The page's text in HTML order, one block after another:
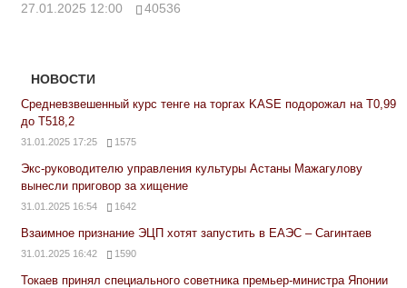
27.01.2025 12:00 40536
НОВОСТИ
Средневзвешенный курс тенге на торгах KASE подорожал на Т0,99
до Т518,2
31.01.2025 17:25 1575
Экс-руководителю управления культуры Астаны Мажагулову
вынесли приговор за хищение
31.01.2025 16:54 1642
Взаимное признание ЭЦП хотят запустить в ЕАЭС – Сагинтаев
31.01.2025 16:42 1590
Токаев принял специального советника премьер-министра Японии